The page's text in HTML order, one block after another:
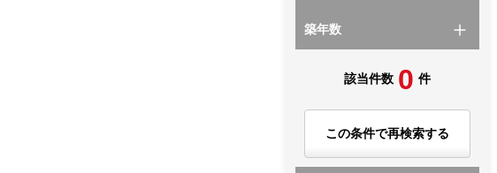
築年数
該当件数 0 件
この条件で再検索する